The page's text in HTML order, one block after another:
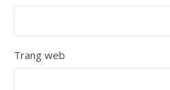
Trang web